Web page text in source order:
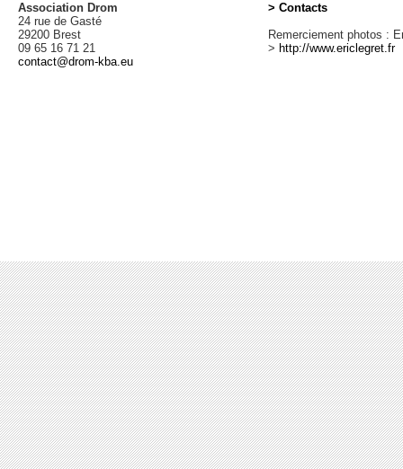
Association Drom
24 rue de Gasté
29200 Brest
09 65 16 71 21
contact@drom-kba.eu
> Contacts
Remerciement photos :
> http://www.ericlegret.fr